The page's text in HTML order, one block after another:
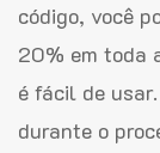
código, você
20% em toda
é fácil de
durante o